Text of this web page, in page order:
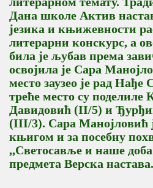
Дана школе Актив
језика и књижевности
литерарни конскурс, а
била је љубав према
освојила је Сара
место заузео је рад
треће место су поделиле
Давидовић (II/5) и
(III/3). Сара Манојловић
књигом и за посебну
,,Светосавље и наше
предмета Верска настава.